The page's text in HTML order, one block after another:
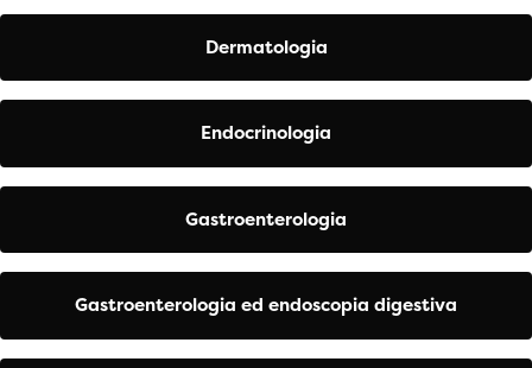
Dermatologia
Endocrinologia
Gastroenterologia
Gastroenterologia ed endoscopia digestiva